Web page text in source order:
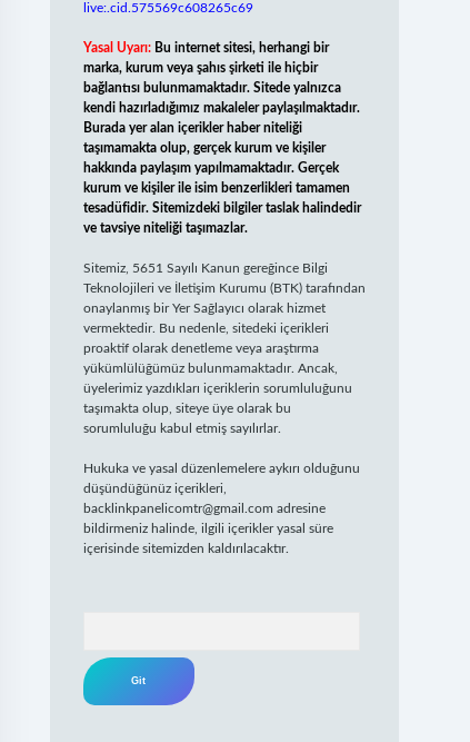
live:.cid.575569c608265c69
Yasal Uyarı: Bu internet sitesi, herhangi bir
marka, kurum veya şahıs şirketi ile hiçbir
bağlantısı bulunmamaktadır. Sitede yalnızca
kendi hazırladığımız makaleler paylaşılmaktadır.
Burada yer alan içerikler haber niteliği
taşımamakta olup, gerçek kurum ve kişiler
hakkında paylaşım yapılmamaktadır. Gerçek
kurum ve kişiler ile isim benzerlikleri tamamen
tesadüfidir. Sitemizdeki bilgiler taslak halindedir
ve tavsiye niteliği taşımazlar.
Sitemiz, 5651 Sayılı Kanun gereğince Bilgi
Teknolojileri ve İletişim Kurumu (BTK) tarafından
onaylanmış bir Yer Sağlayıcı olarak hizmet
vermektedir. Bu nedenle, sitedeki içerikleri
proaktif olarak denetleme veya araştırma
yükümlülüğümüz bulunmamaktadır. Ancak,
üyelerimiz yazdıkları içeriklerin sorumluluğunu
taşımakta olup, siteye üye olarak bu
sorumluluğu kabul etmiş sayılırlar.
Hukuka ve yasal düzenlemelere aykırı olduğunu
düşündüğünüz içerikleri,
backlinkpanelicomtr@gmail.com adresine
bildirmeniz halinde, ilgili içerikler yasal süre
içerisinde sitemizden kaldırılacaktır.